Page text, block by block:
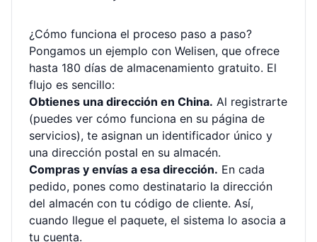
¿Cómo funciona el proceso paso a paso?
Pongamos un ejemplo con Welisen, que ofrece
hasta 180 días de almacenamiento gratuito. El
flujo es sencillo:
Obtienes una dirección en China. Al registrarte
(puedes ver cómo funciona en su página de
servicios), te asignan un identificador único y
una dirección postal en su almacén.
Compras y envías a esa dirección. En cada
pedido, pones como destinatario la dirección
del almacén con tu código de cliente. Así,
cuando llegue el paquete, el sistema lo asocia a
tu cuenta.